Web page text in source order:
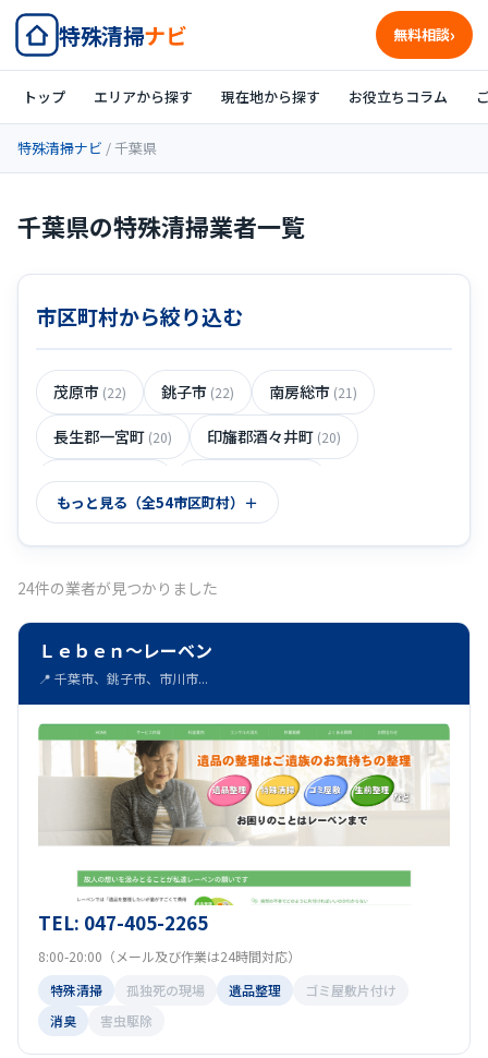
特殊清掃ナビ 無料相談
トップ エリアから探す 現在地から探す お役立ちコラム
特殊清掃ナビ / 千葉県
千葉県の特殊清掃業者一覧
市区町村から絞り込む
茂原市 (22) 銚子市 (22) 南房総市 (21)
長生郡一宮町 (20) 印旛郡酒々井町 (20)
印旛郡栄町(20) 長生郡長生村
山武郡九十九里町(20) 長生郡長南町
我孫子市 (23) 匝瑳市
佐倉市(23) 大網白里市(21) 市川市(22)
香取郡東庄町(21) 勝浦市 (22) いすみ市 (21)
(22) 安房郡鋸南町 (20) 千葉市(20)
鎌ケ谷市 (23) 長生郡長柄町(21)
山武市(20) 印西市(21) 木更津市(22)
富津市(22) 富里市
八街市(23) (22) 白井市
流山市 (22)
もっと見る（全54市区町村）
24件の業者が見つかりました
Ｌｅｂｅｎ～レーベン
📍 千葉市、銚子市、市川市...
TEL: 047-405-2265
8:00-20:00（メール及び作業は24時間対応）
特殊清掃
孤独死の現場 遺品整理
ゴミ屋敷片付け
消臭
害虫駆除